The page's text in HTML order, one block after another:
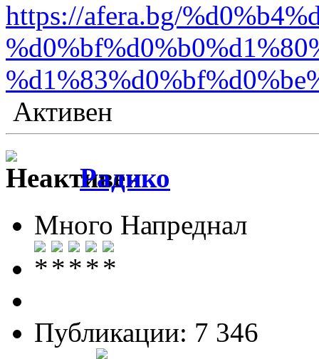
https://afera.bg/
Активен
Радико
Много Напреднал
Публикации: 7 346